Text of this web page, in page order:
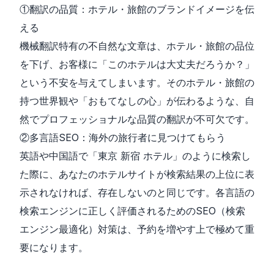
①翻訳の品質：ホテル・旅館のブランドイメージを伝
える
機械翻訳特有の不自然な文章は、ホテル・旅館の品位
を下げ、お客様に「このホテルは大丈夫だろうか？」
という不安を与えてしまいます。そのホテル・旅館の
持つ世界観や「おもてなしの心」が伝わるような、自
然でプロフェッショナルな品質の翻訳が不可欠です。
②多言語SEO：海外の旅行者に見つけてもらう
英語や中国語で「東京 新宿 ホテル」のように検索し
た際に、あなたのホテルサイトが検索結果の上位に表
示されなければ、存在しないのと同じです。各言語の
検索エンジンに正しく評価されるためのSEO（検索
エンジン最適化）対策は、予約を増やす上で極めて重
要になります。